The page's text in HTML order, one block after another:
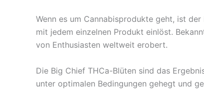
Wenn es um Cannabisprodukte geht, ist
mit jedem einzelnen Produkt einlöst.
von Enthusiasten weltweit erobert.
Die Big Chief THCa-Blüten sind das
unter optimalen Bedingungen gehegt und